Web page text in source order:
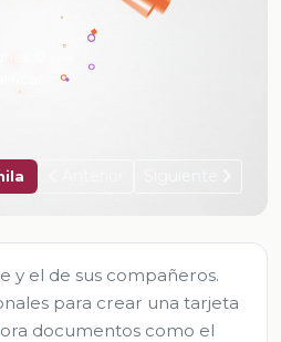
y el de sus compañeros.
para crear una tarjeta
documentos como el